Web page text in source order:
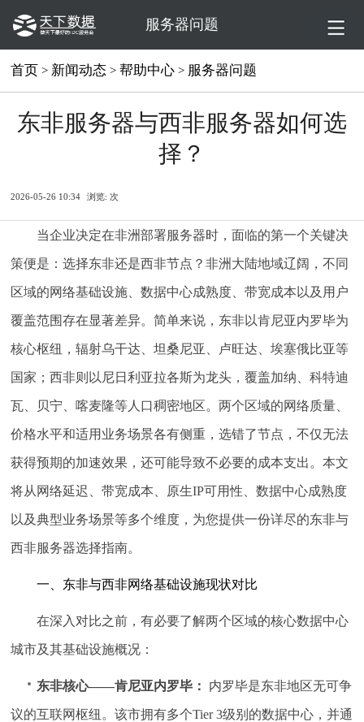
服务器问题
首页 > 新闻动态 >帮助中心 > 服务器问题
东非服务器与西非服务器如何选
择？
2026-05-26 10:34 浏览: 次
当企业决定在非洲部署服务器时，面临的第一个关键决
策便是：选择东非还是西非节点？非洲大陆地域辽阔，不同
区域的网络基础设施、数据中心成熟度、带宽成本以及用户
覆盖范围存在显著差异。简单来说，东非以肯尼亚内罗毕为
核心枢纽，辐射乌干达、坦桑尼亚、卢旺达、埃塞俄比亚等
国家；西非则以尼日利亚拉各斯为龙头，覆盖加纳、科特迪
瓦、贝宁、喀麦隆等人口稠密地区。两个区域的网络质量、
价格水平和适用业务场景各有侧重，选错了节点，不仅无法
获得预期的加速效果，还可能导致不必要的成本支出。本文
将从网络延迟、带宽成本、原生IP可用性、数据中心成熟度
以及典型业务场景等多个维度，为您提供一份详尽的东非与
西非服务器选择指南。
一、东非与西非网络基础设施现状对比
在深入对比之前，有必要了解两个区域的核心数据中心
城市及其基础设施概况：
东非核心——肯尼亚内罗毕： 内罗毕是东非地区无可争
议的互联网枢纽。该市拥有多个Tier 3级别的数据中心，并通